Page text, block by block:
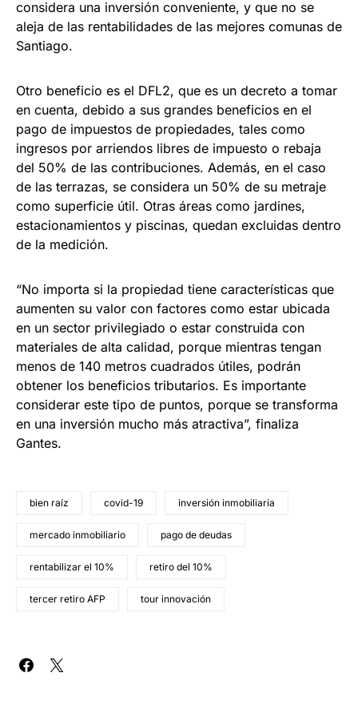
considera una inversión conveniente, y que no se
aleja de las rentabilidades de las mejores comunas de
Santiago.
Otro beneficio es el DFL2, que es un decreto a tomar
en cuenta, debido a sus grandes beneficios en el
pago de impuestos de propiedades, tales como
ingresos por arriendos libres de impuesto o rebaja
del 50% de las contribuciones. Además, en el caso
de las terrazas, se considera un 50% de su metraje
como superficie útil. Otras áreas como jardines,
estacionamientos y piscinas, quedan excluidas dentro
de la medición.
“No importa si la propiedad tiene características que
aumenten su valor con factores como estar ubicada
en un sector privilegiado o estar construida con
materiales de alta calidad, porque mientras tengan
menos de 140 metros cuadrados útiles, podrán
obtener los beneficios tributarios. Es importante
considerar este tipo de puntos, porque se transforma
en una inversión mucho más atractiva”, finaliza
Gantes.
bien raíz covid-19 inversión inmobiliaria
mercado inmobiliario pago de deudas
rentabilizar el 10% retiro del 10%
tercer retiro AFP tour innovación